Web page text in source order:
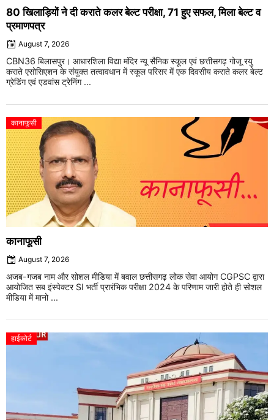
80 खिलाड़ियों ने दी कराते कलर बेल्ट परीक्षा, 71 हुए सफल, मिला बेल्ट व
प्रमाणपत्र
August 7, 2026
CBN36 बिलासपुर। आधारशिला विद्या मंदिर न्यू सैनिक स्कूल एवं छत्तीसगढ़ गोजू रयु
कराते एसोसिएशन के संयुक्त तत्वावधान में स्कूल परिसर में एक दिवसीय कराते कलर बेल्ट
ग्रेडिंग एवं एडवांस ट्रेनिंग ...
कानाफूसी
कानाफूसी
August 7, 2026
अजब-गजब नाम और सोशल मीडिया में बवाल छत्तीसगढ़ लोक सेवा आयोग CGPSC द्वारा
आयोजित सब इंस्पेक्टर SI भर्ती प्रारंभिक परीक्षा 2024 के परिणाम जारी होते ही सोशल
मीडिया में मानो ...
हाईकोर्ट